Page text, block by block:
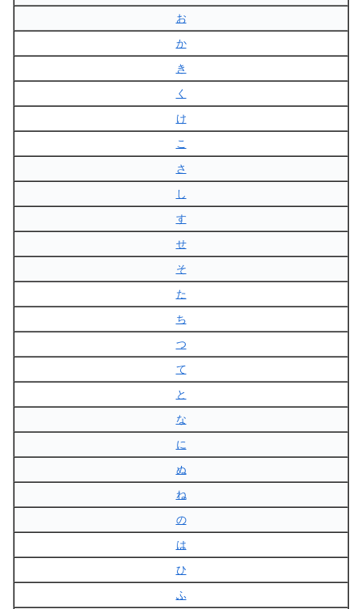
お
か
き
く
け
こ
さ
し
す
せ
そ
た
ち
つ
て
と
な
に
ぬ
ね
の
は
ひ
ふ